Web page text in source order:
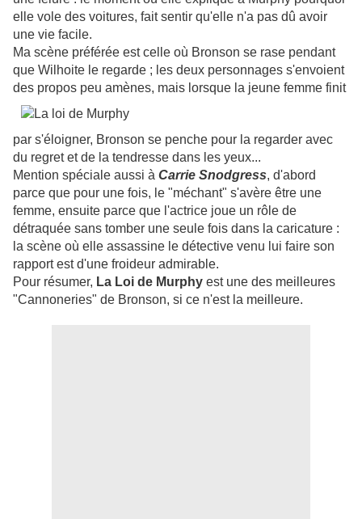
elle vole des voitures, fait sentir qu'elle n'a pas dû avoir
une vie facile.
Ma scène préférée est celle où Bronson se rase pendant
que Wilhoite le regarde ; les deux personnages s'envoient
des propos peu amènes, mais lorsque la jeune femme finit
par s'éloigner, Bronson se penche pour la regarder avec
du regret et de la tendresse dans les yeux...
Mention spéciale aussi à Carrie Snodgress, d'abord
parce que pour une fois, le "méchant" s'avère être une
femme, ensuite parce que l'actrice joue un rôle de
détraquée sans tomber une seule fois dans la caricature :
la scène où elle assassine le détective venu lui faire son
rapport est d'une froideur admirable.
Pour résumer, La Loi de Murphy est une des meilleures
"Cannoneries" de Bronson, si ce n'est la meilleure.